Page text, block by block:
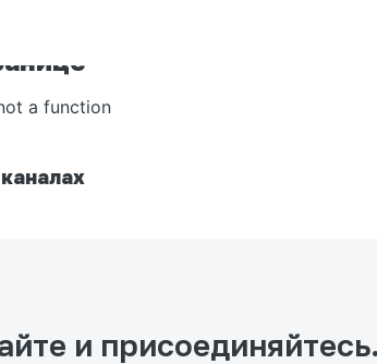
a function
и присоединяйтесь.